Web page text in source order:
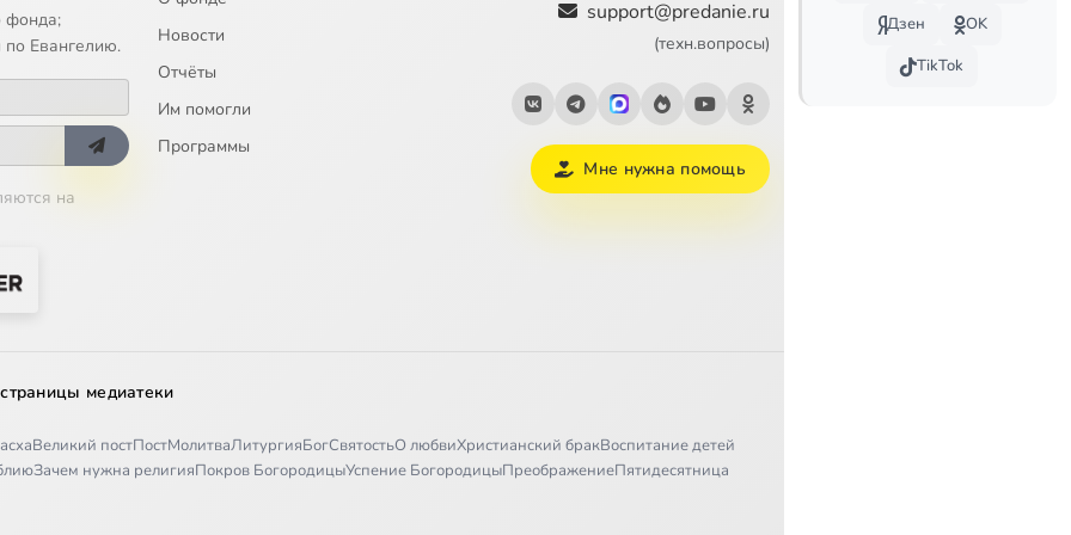
ФИЛОСОФИЯ, 12 56:09
ИСКАНИЯ, 1 56:46
ИСКАНИЯ, 2 56:32
ИСКАНИЯ, 3 57:00
ИСКАНИЯ, 7
ИСКАНИЯ, 8
фонда;
Евангелию.
на
Новости
Отчёты
Им помогли
Программы
support@predanie.ru
(техн.вопросы)
Мне нужна помощь
медиатеки
Великий постПостМолитваЛитургияБогСвятостьО любвиХристианский бракВоспитание детей
Зачем нужна религияПокров БогородицыУспение БогородицыПреображениеПятидесятница
Дзен
OK
TikTok